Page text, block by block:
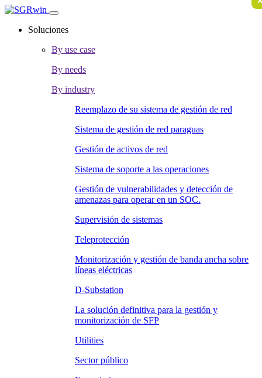
Soluciones
By use case
By needs
By industry
Reemplazo de su sistema de gestión de red
Sistema de gestión de red paraguas
Gestión de activos de red
Sistema de soporte a las operaciones
Gestión de vulnerabilidades y detección de
amenazas para operar en un SOC.
Supervisión de sistemas
Teleprotección
Monitorización y gestión de banda ancha sobre
líneas eléctricas
D-Substation
La solución definitiva para la gestión y
monitorización de SFP
Utilities
Sector público